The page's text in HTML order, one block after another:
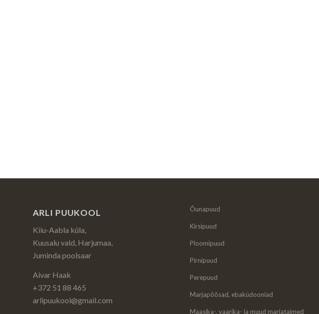
ARLI PUUKOOL
Kiiu-Aabla küla,
Kuusalu vald, Harjumaa,
Juminda poolsaar
Aivar Haak
+372 51 88 465
arlipuukool@gmail.com
Õunapuud
Kirsipuud
Ploomipuud
Pirnipuud
Perepuud
Marjapõõsad, ebaküdooniad
Maasika-, vaarika- ja muud marjataimed